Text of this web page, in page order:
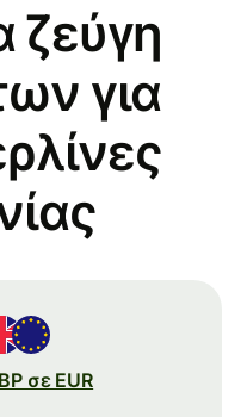
ζεύγη
για
σε EUR